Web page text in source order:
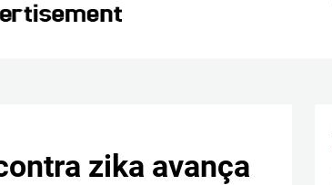
zika avança